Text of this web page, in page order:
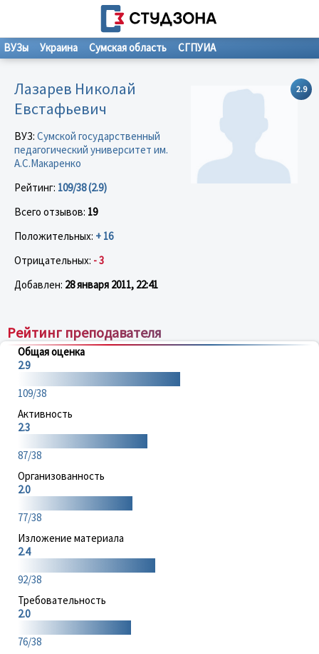
ВУЗы Украина Сумская область СГПУИА
2.9
Лазарев Николай
Евстафьевич
ВУЗ: Сумской государственный
педагогический университет им.
А.С.Макаренко
Рейтинг: 109/38 (2.9)
Всего отзывов: 19
Положительных: + 16
Отрицательных: - 3
Добавлен: 28 января 2011, 22:41
Рейтинг преподавателя
Общая оценка
2.9
109/38
Активность
2.3
87/38
Организованность
2.0
77/38
Изложение материала
2.4
92/38
Требовательность
2.0
76/38